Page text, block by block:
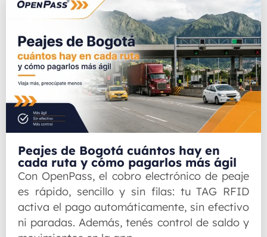
Peajes de Bogotá cuántos hay en
cada ruta y cómo pagarlos más ágil
Con OpenPass, el cobro electrónico de peaje
es rápido, sencillo y sin filas: tu TAG RFID
activa el pago automáticamente, sin efectivo
ni paradas. Además, tenés control de saldo y